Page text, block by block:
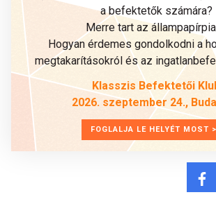
a befektetők számára?
Merre tart az
Hogyan érdemes gondolkodni a
megtakarításokról és az
Klasszis Befektetői
2026. szeptember 24.,
FOGLALJA LE HELYÉT MOST